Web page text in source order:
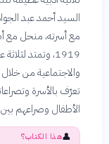
السيد أحمد عبد
1919، وتمتد
والاجتماعية من خلال
تعرّف بالأسرة
الأطفال وصراعهم بين
👤هذا الكتاب؟